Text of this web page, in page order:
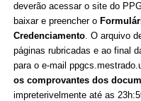
deverão acessar o site do
baixar e preencher o
Credenciamento. O arquivo
páginas rubricadas e ao final
para o e-mail
os comprovantes dos
impreterivelmente até as